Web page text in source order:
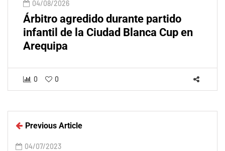
04/08/2026
Árbitro agredido durante partido
infantil de la Ciudad Blanca Cup en
Arequipa
0 0
Previous Article
04/07/2023